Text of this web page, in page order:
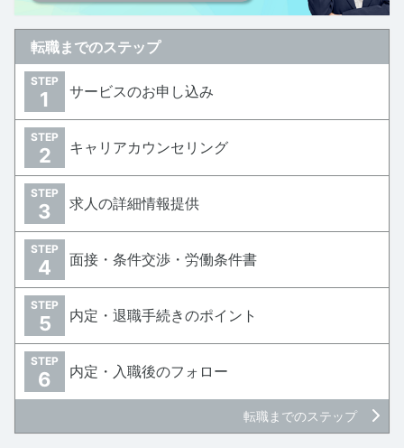
転職までのステップ
STEP
1 サービスのお申し込み
STEP
2 キャリアカウンセリング
STEP
3 求人の詳細情報提供
STEP
4 面接・条件交渉・労働条件書
STEP
5 内定・退職手続きのポイント
STEP
6 内定・入職後のフォロー
転職までのステップ